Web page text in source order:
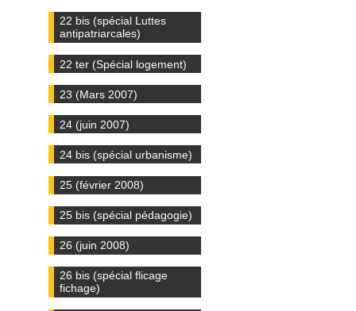
22 bis (spécial Luttes
antipatriarcales)
22 ter (Spécial logement)
23 (Mars 2007)
24 (juin 2007)
24 bis (spécial urbanisme)
25 (février 2008)
25 bis (spécial pédagogie)
26 (juin 2008)
26 bis (spécial flicage
fichage)